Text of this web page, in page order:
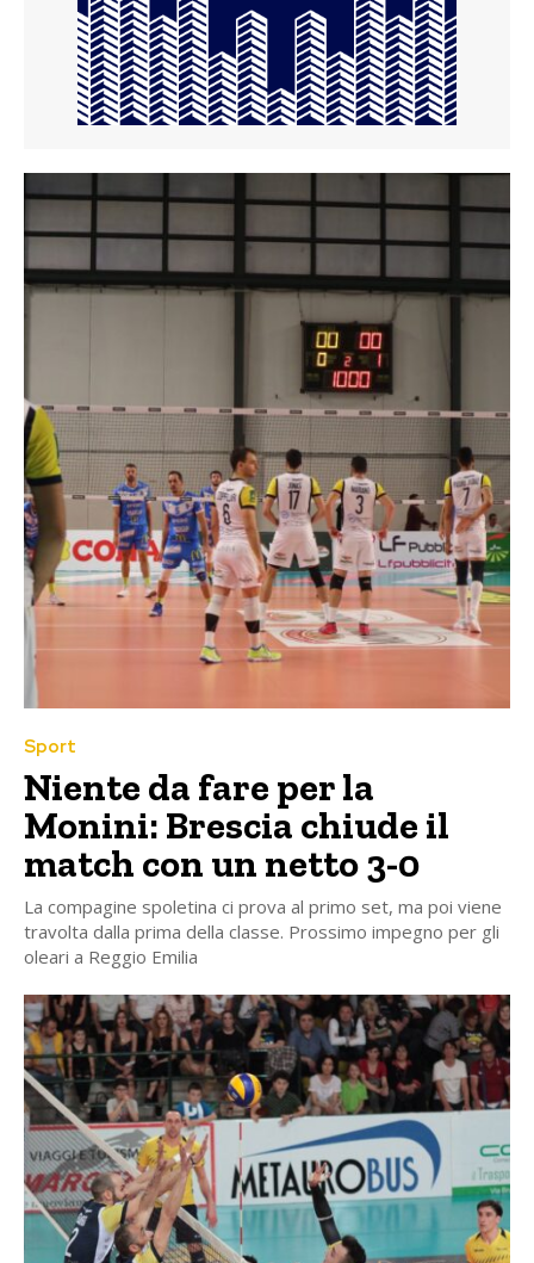
Sport
Niente da fare per la
Monini: Brescia chiude il
match con un netto 3-0
La compagine spoletina ci prova al primo set, ma poi viene
travolta dalla prima della classe. Prossimo impegno per gli
oleari a Reggio Emilia